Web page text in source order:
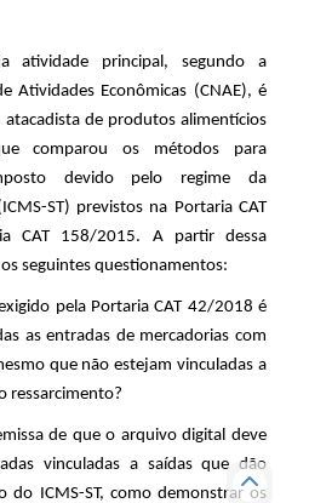
atividade principal, segundo a
Atividades Econômicas (CNAE), é
de produtos alimentícios
comparou os métodos para
devido pelo regime da
ST) previstos na Portaria CAT
CAT 158/2015. A partir dessa
seguintes questionamentos:
pela Portaria CAT 42/2018 é
as entradas de mercadorias com
que não estejam vinculadas a
ressarcimento?
de que o arquivo digital deve
vinculadas a saídas que dão
do ICMS-ST, como demonstrar os